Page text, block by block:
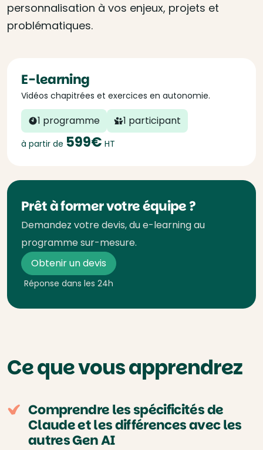
personnalisation à vos enjeux, projets et
problématiques.
E-learning
Vidéos chapitrées et exercices en autonomie.
1 programme 1 participant
à partir de 599€ HT
Prêt à former votre équipe ?
Demandez votre devis, du e-learning au
programme sur-mesure.
Obtenir un devis
Réponse dans les 24h
Ce que vous apprendrez
Comprendre les spécificités de
Claude et les différences avec les
autres Gen AI